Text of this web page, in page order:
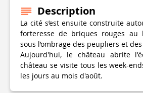
Description
La cité s’est ensuite construite
forteresse de briques rouges au
sous l’ombrage des peupliers et
Aujourd'hui, le château abrite
château se visite tous les week-
les jours au mois d'août.